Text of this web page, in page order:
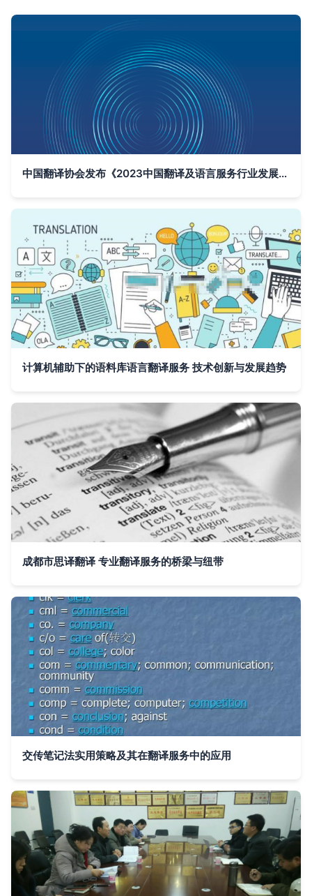
中国翻译协会发布《2023中国翻译及语言服务行业发展报告》和《2023全球翻译及语言服务行业发展报告》
计算机辅助下的语料库语言翻译服务 技术创新与发展趋势
成都市思译翻译 专业翻译服务的桥梁与纽带
交传笔记法实用策略及其在翻译服务中的应用